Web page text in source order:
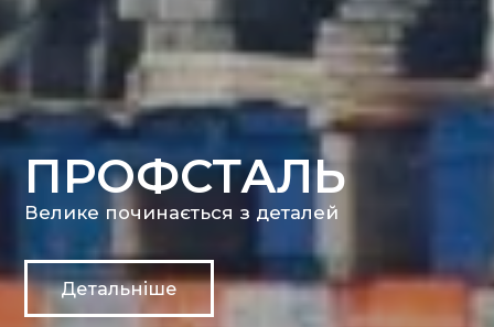
ПРОФСТАЛЬ
Велике починається з деталей
Детальніше